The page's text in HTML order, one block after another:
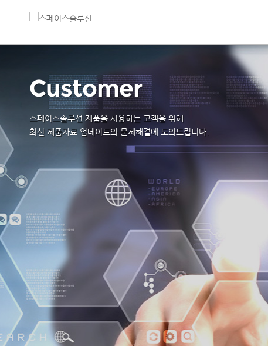
스페이스솔루션 제품을 사용하는 고객을 위해
최신 제품자료 업데이트와 문제해결에 도와드립니다.
Customer